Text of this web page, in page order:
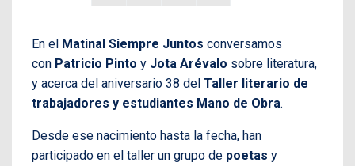
En el Matinal Siempre Juntos conversamos
con Patricio Pinto y Jota Arévalo sobre literatura,
y acerca del aniversario 38 del Taller literario de
trabajadores y estudiantes Mano de Obra.
Desde ese nacimiento hasta la fecha, han
participado en el taller un grupo de poetas y